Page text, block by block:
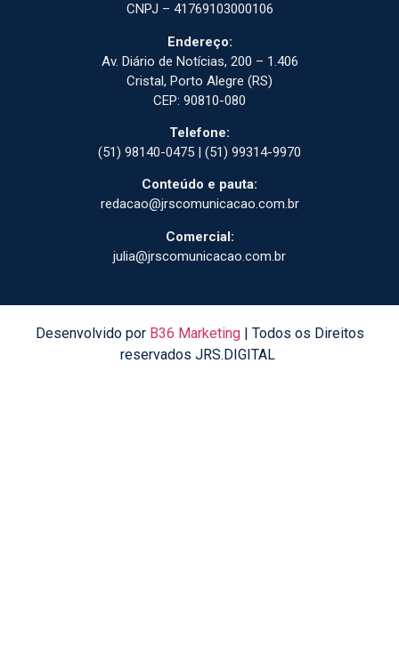
CNPJ – 41769103000106
Endereço:
Av. Diário de Notícias, 200 – 1.406
Cristal, Porto Alegre (RS)
CEP: 90810-080
Telefone:
(51) 98140-0475 | (51) 99314-9970
Conteúdo e pauta:
redacao@jrscomunicacao.com.br
Comercial:
julia@jrscomunicacao.com.br
Desenvolvido por B36 Marketing| Todos os Direitos
reservados JRS.DIGITAL